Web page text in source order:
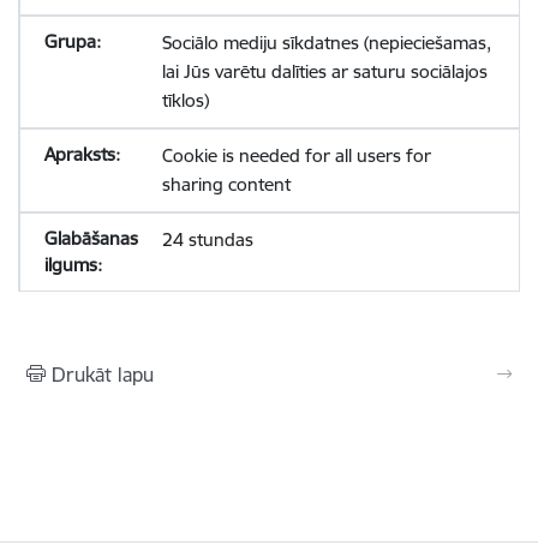
Sociālo mediju sīkdatnes (nepieciešamas,
lai Jūs varētu dalīties ar saturu sociālajos
tīklos)
Cookie is needed for all users for
sharing content
24 stundas
Drukāt lapu